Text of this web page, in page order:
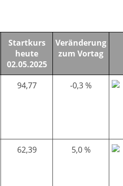
Startkurs
heute
02.05.2025
Veränderung
zum Vortag
94,77 -0,3 %
62,39 5,0 %